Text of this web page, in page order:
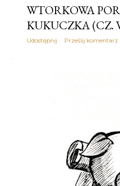
WTORKOWA
KUKUCZKA (CZ.
Udostępnij Prześlij komentarz